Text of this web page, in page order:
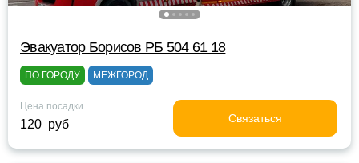
Эвакуатор Борисов РБ 504 61 18
ПО ГОРОДУ МЕЖГОРОД
Цена посадки
120 руб Связаться